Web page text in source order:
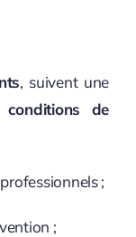
, suivent une
de
;
;